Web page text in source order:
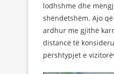
lodhshme dhe
shëndetshëm. Ajo
ardhur me gjithë
distancë të
përshtypjet e